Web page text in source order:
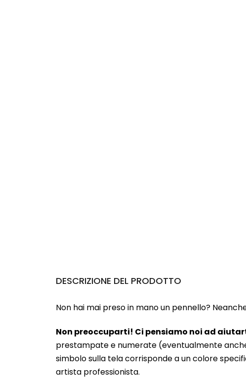
DESCRIZIONE DEL PRODOTTO
Non hai mai preso in mano un pennello?
Non preoccuparti! Ci pensiamo noi ad
prestampate e numerate (eventualmente
simbolo sulla tela corrisponde a un colore
artista professionista.